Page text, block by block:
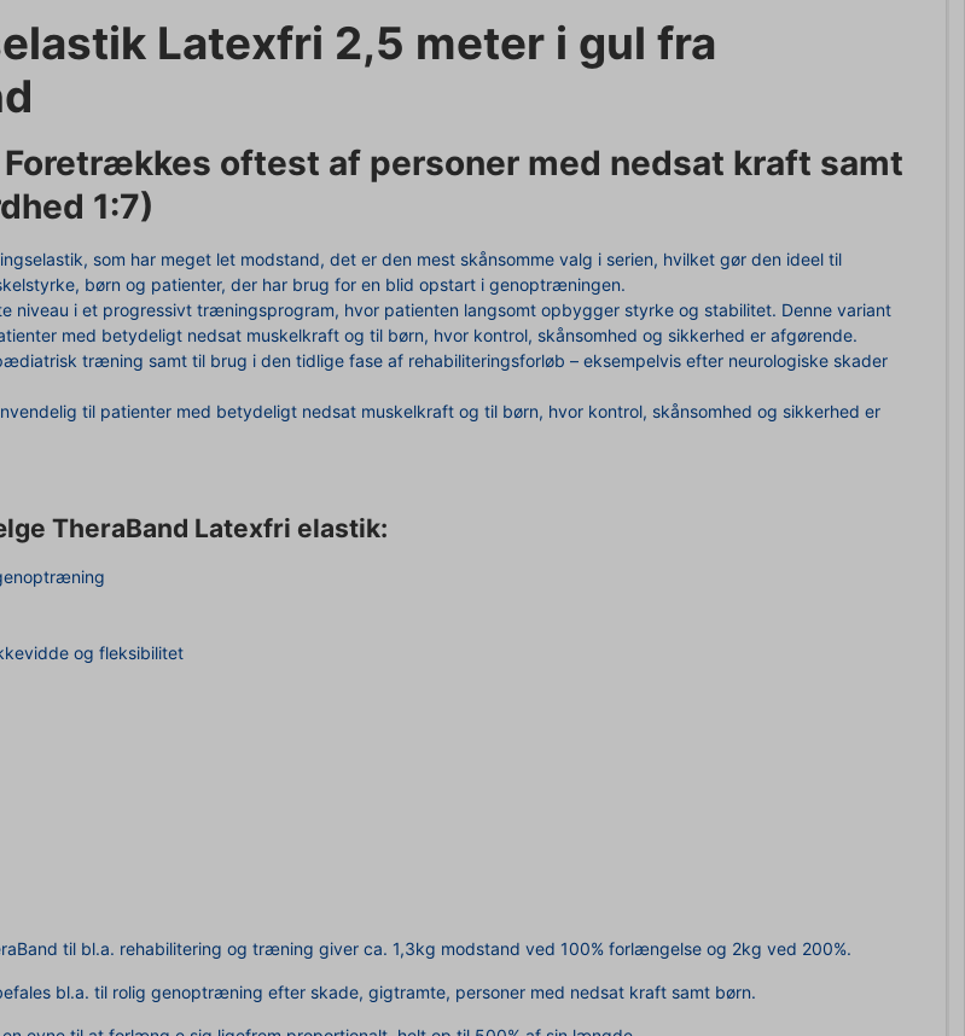
Latexfri 2,5 meter i gul fra
oftest af personer med nedsat kraft samt
1:7)
som har meget let modstand, det er den mest skånsomme valg i serien, hvilket gør den ideel til
børn og patienter, der har brug for en blid opstart i genoptræningen.
niveau i et progressivt træningsprogram, hvor patienten langsomt opbygger styrke og stabilitet. Denne variant
med betydeligt nedsat muskelkraft og til børn, hvor kontrol, skånsomhed og sikkerhed er afgørende.
træning samt til brug i den tidlige fase af rehabiliteringsforløb – eksempelvis efter neurologiske skader
til patienter med betydeligt nedsat muskelkraft og til børn, hvor kontrol, skånsomhed og sikkerhed er
TheraBand Latexfri elastik:
og fleksibilitet
til bl.a. rehabilitering og træning giver ca. 1,3kg modstand ved 100% forlængelse og 2kg ved 200%.
bl.a. til rolig genoptræning efter skade, gigtramte, personer med nedsat kraft samt børn.